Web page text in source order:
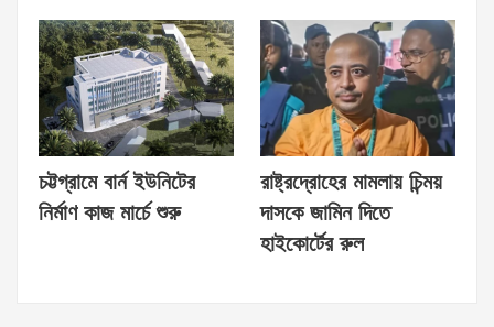
চট্টগ্রামে বার্ন ইউনিটের
নির্মাণ কাজ মার্চে শুরু
রাষ্ট্রদ্রোহের মামলায় চিন্ময়
দাসকে জামিন দিতে
হাইকোর্টের রুল